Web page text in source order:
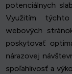
potenciálnych
Využitím týchto
webových
poskytovať
nárazovej
spoľahlivosť a